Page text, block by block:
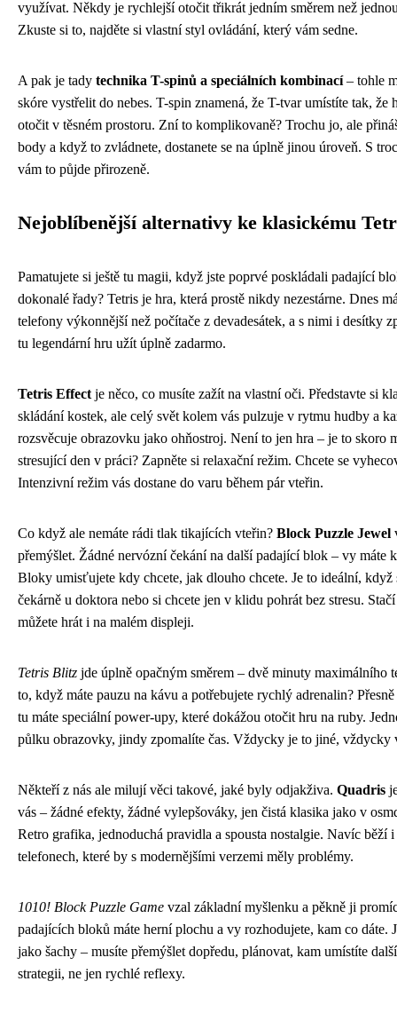
využívat. Někdy je rychlejší otočit třikrát jedním směrem než
Zkuste si to, najděte si vlastní styl ovládání, který vám sedne.
A pak je tady technika T-spinů a speciálních kombinací– tohle
skóre vystřelit do nebes. T-spin znamená, že T-tvar umístíte tak, že
otočit v těsném prostoru. Zní to komplikovaně? Trochu jo, ale
body a když to zvládnete, dostanete se na úplně jinou úroveň. S
vám to půjde přirozeně.
Nejoblíbenější alternativy ke klasickému
Pamatujete si ještě tu magii, když jste poprvé poskládali padající
dokonalé řady? Tetris je hra, která prostě nikdy nezestárne. Dnes
telefony výkonnější než počítače z devadesátek, a s nimi i desítky
tu legendární hru užít úplně zadarmo.
Tetris Effectje něco, co musíte zažít na vlastní oči. Představte si
skládání kostek, ale celý svět kolem vás pulzuje v rytmu hudby a
rozsvěcuje obrazovku jako ohňostroj. Není to jen hra – je to skoro
stresující den v práci? Zapněte si relaxační režim. Chcete se
Intenzivní režim vás dostane do varu během pár vteřin.
Co když ale nemáte rádi tlak tikajících vteřin? Block Puzzle Jewel
přemýšlet. Žádné nervózní čekání na další padající blok – vy máte
Bloky umisťujete kdy chcete, jak dlouho chcete. Je to ideální, když
čekárně u doktora nebo si chcete jen v klidu pohrát bez stresu.
můžete hrát i na malém displeji.
Tetris Blitz jde úplně opačným směrem – dvě minuty maximálního
to, když máte pauzu na kávu a potřebujete rychlý adrenalin?
tu máte speciální power-upy, které dokážou otočit hru na ruby.
půlku obrazovky, jindy zpomalíte čas. Vždycky je to jiné, vždycky
Někteří z nás ale milují věci takové, jaké byly odjakživa. Quadris
vás – žádné efekty, žádné vylepšováky, jen čistá klasika jako v
Retro grafika, jednoduchá pravidla a spousta nostalgie. Navíc běží i
telefonech, které by s modernějšími verzemi měly problémy.
1010! Block Puzzle Game vzal základní myšlenku a pěkně ji
padajících bloků máte herní plochu a vy rozhodujete, kam co dáte.
jako šachy – musíte přemýšlet dopředu, plánovat, kam umístíte
strategii, ne jen rychlé reflexy.